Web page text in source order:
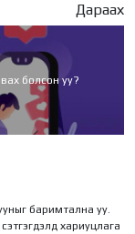
Дараах
болсон уу?
баримтална уу.
хариуцлага